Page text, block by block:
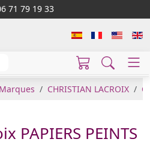
71 79 19 33
Marques CHRISTIAN LACROIX
PAPIERS PEINTS